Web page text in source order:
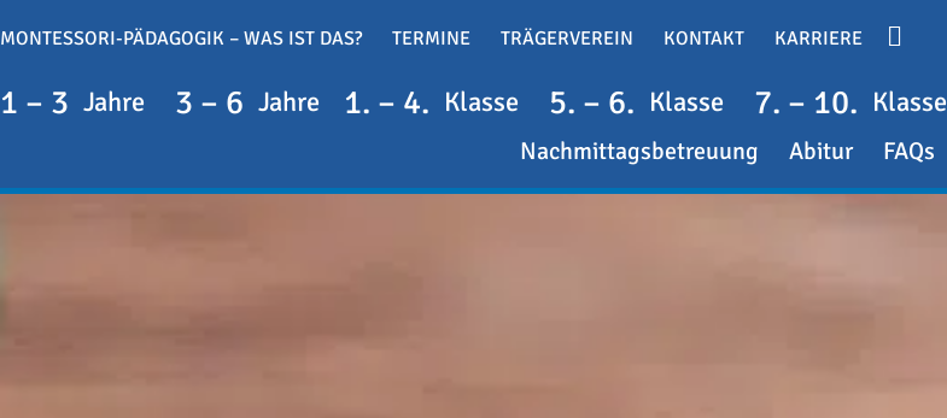
MONTESSORI-PÄDAGOGIK – WAS IST DAS? TERMINE TRÄGERVEREIN KONTAKT KARRIERE
1 – 3 Jahre 3 – 6 Jahre 1. – 4. Klasse 5. – 6. Klasse 7. – 10. Klasse
Nachmittagsbetreuung Abitur FAQs